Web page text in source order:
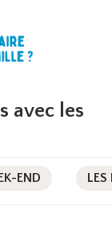
avec les
END LES